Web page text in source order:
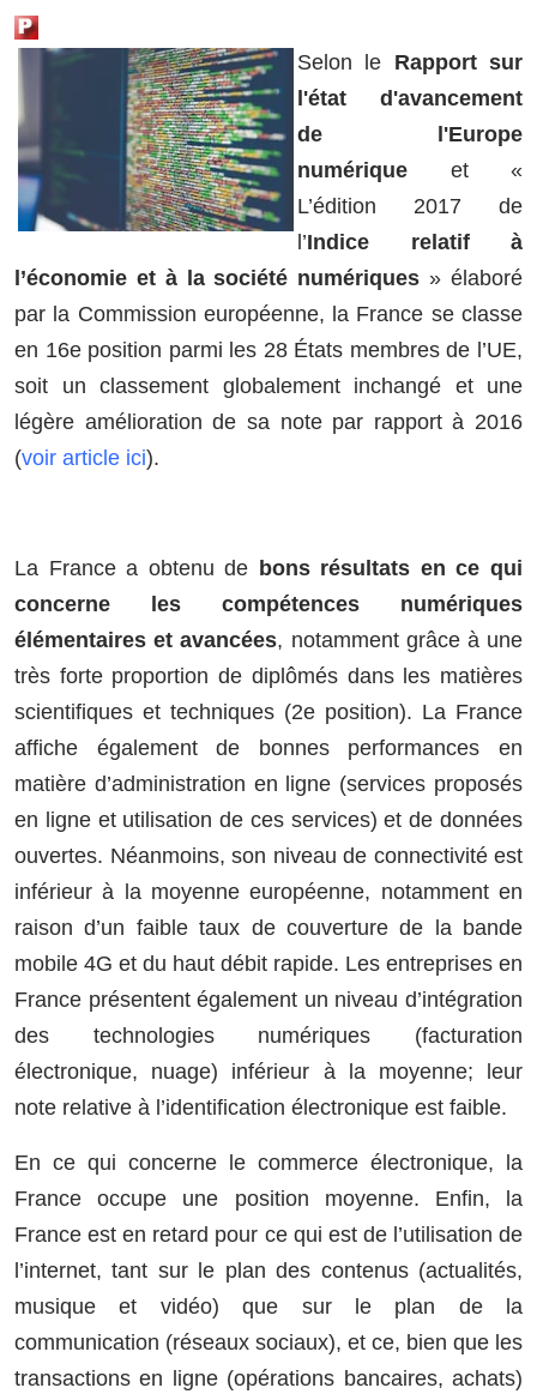
Selon le Rapport sur
l'état d'avancement
de l'Europe
numérique et «
L’édition 2017 de
l’Indice relatif à
l’économie et à la société numériques » élaboré
par la Commission européenne, la France se classe
en 16e position parmi les 28 États membres de l’UE,
soit un classement globalement inchangé et une
légère amélioration de sa note par rapport à 2016
(voir article ici).
La France a obtenu de bons résultats en ce qui
concerne les compétences numériques
élémentaires et avancées, notamment grâce à une
très forte proportion de diplômés dans les matières
scientifiques et techniques (2e position). La France
affiche également de bonnes performances en
matière d’administration en ligne (services proposés
en ligne et utilisation de ces services) et de données
ouvertes. Néanmoins, son niveau de connectivité est
inférieur à la moyenne européenne, notamment en
raison d’un faible taux de couverture de la bande
mobile 4G et du haut débit rapide. Les entreprises en
France présentent également un niveau d’intégration
des technologies numériques (facturation
électronique, nuage) inférieur à la moyenne; leur
note relative à l’identification électronique est faible.
En ce qui concerne le commerce électronique, la
France occupe une position moyenne. Enfin, la
France est en retard pour ce qui est de l’utilisation de
l’internet, tant sur le plan des contenus (actualités,
musique et vidéo) que sur le plan de la
communication (réseaux sociaux), et ce, bien que les
transactions en ligne (opérations bancaires, achats)